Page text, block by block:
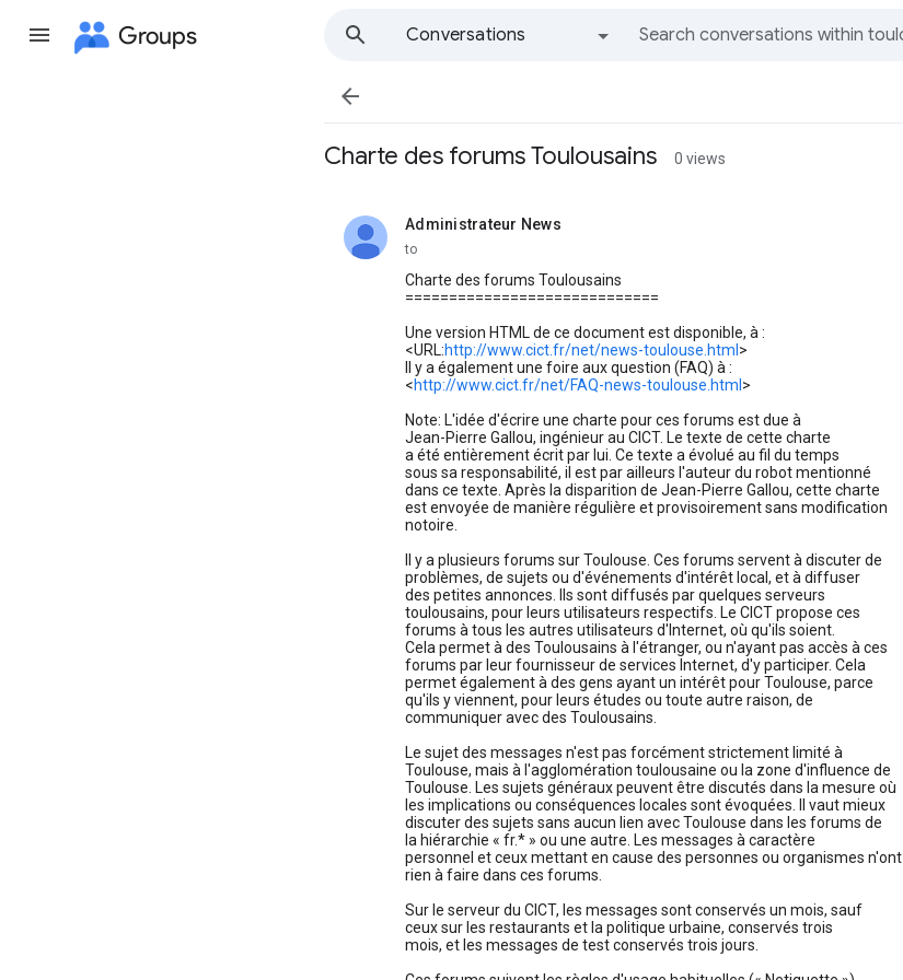
Groups
Conversations

Charte des forums Toulousains 0 views
Administrateur News
unread,
to
Charte des forums Toulousains
=============================
Une version HTML de ce document est disponible, à :
<URL:http://www.cict.fr/net/news-toulouse.html >
Il y a également une foire aux question (FAQ) à :
<http://www.cict.fr/net/FAQ-news-toulouse.html >
Note: L'idée d'écrire une charte pour ces forums est due à
Jean-Pierre Gallou, ingénieur au CICT. Le texte de cette charte
a été entièrement écrit par lui. Ce texte a évolué au fil du temps
sous sa responsabilité, il est par ailleurs l'auteur du robot mentionné
dans ce texte. Après la disparition de Jean-Pierre Gallou, cette charte
est envoyée de manière régulière et provisoirement sans modification
notoire.
Il y a plusieurs forums sur Toulouse. Ces forums servent à discuter de
problèmes, de sujets ou d'événements d'intérêt local, et à diffuser
des petites annonces. Ils sont diffusés par quelques serveurs
toulousains, pour leurs utilisateurs respectifs. Le CICT propose ces
forums à tous les autres utilisateurs d'Internet, où qu'ils soient.
Cela permet à des Toulousains à l'étranger, ou n'ayant pas accès à ces
forums par leur fournisseur de services Internet, d'y participer. Cela
permet également à des gens ayant un intérêt pour Toulouse, parce
qu'ils y viennent, pour leurs études ou toute autre raison, de
communiquer avec des Toulousains.
Le sujet des messages n'est pas forcément strictement limité à
Toulouse, mais à l'agglomération toulousaine ou la zone d'influence de
Toulouse. Les sujets généraux peuvent être discutés dans la mesure où
les implications ou conséquences locales sont évoquées. Il vaut mieux
discuter des sujets sans aucun lien avec Toulouse dans les forums de
la hiérarchie « fr.* » ou une autre. Les messages à caractère
personnel et ceux mettant en cause des personnes ou organismes n'ont
rien à faire dans ces forums.
Sur le serveur du CICT, les messages sont conservés un mois, sauf
ceux sur les restaurants et la politique urbaine, conservés trois
mois, et les messages de test conservés trois jours.